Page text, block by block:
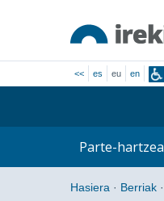
<< es eu en
Parte-hartzea
Hasiera · Berriak ·